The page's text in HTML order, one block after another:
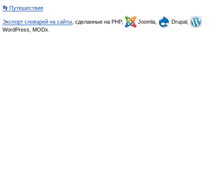
👣 Путешествия
Экспорт словарей на сайты , сделанные на PHP, Joomla,
Drupal,
WordPress, MODx.